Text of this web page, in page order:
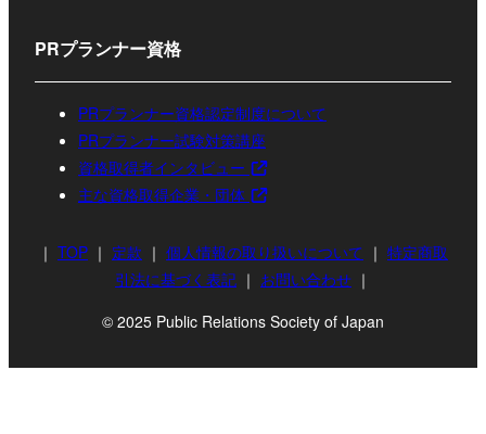
PRプランナー資格
PRプランナー資格認定制度について
PRプランナー試験対策講座
資格取得者インタビュー
主な資格取得企業・団体
｜ TOP ｜ 定款 ｜ 個人情報の取り扱いについて ｜ 特定商取
引法に基づく表記 ｜ お問い合わせ ｜
© 2025 Public Relations Society of Japan